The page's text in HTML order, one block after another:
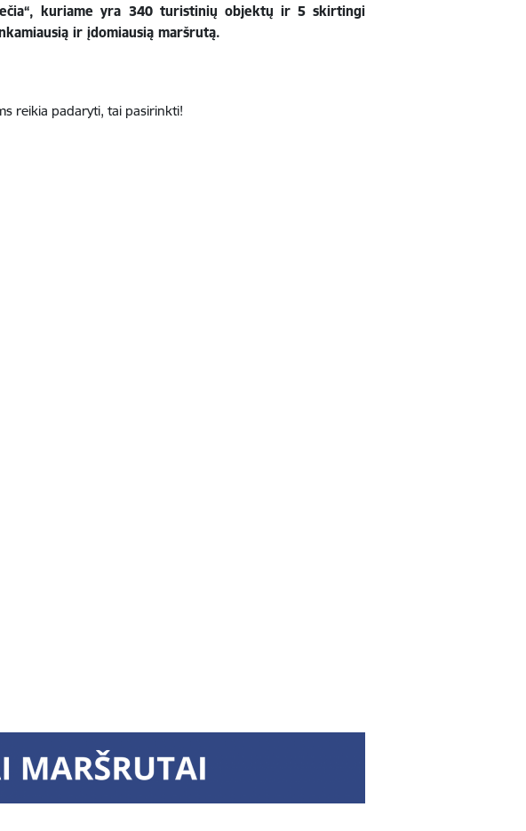
kuriame yra 340 turistinių objektų ir 5 skirtingi
ir įdomiausią maršrutą.
reikia padaryti, tai pasirinkti!